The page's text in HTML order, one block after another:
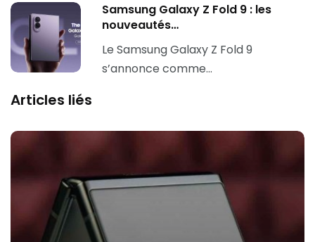
Samsung Galaxy Z Fold 9 : les
nouveautés…
Le Samsung Galaxy Z Fold 9
s’annonce comme…
Articles liés